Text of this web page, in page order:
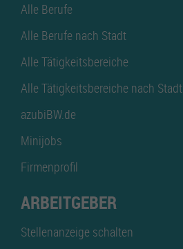
Alle Berufe
Alle Berufe nach Stadt
Alle Tätigkeitsbereiche
Alle Tätigkeitsbereiche nach Stadt
azubiBW.de
Minijobs
Firmenprofil
ARBEITGEBER
Stellenanzeige schalten